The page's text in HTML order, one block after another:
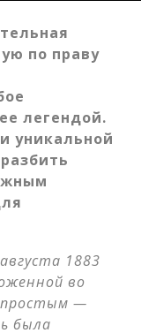
по праву
легендой.
уникальной
1883
во
—
была